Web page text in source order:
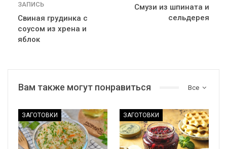
ЗАПИСЬ
Свиная грудинка с
соусом из хрена и
яблок
Смузи из шпината и
сельдерея
Все
Вам также могут понравиться
ЗАГОТОВКИ ЗАГОТОВКИ